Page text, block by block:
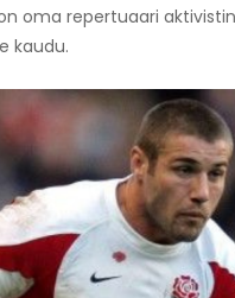
oma repertuaari
kaudu.